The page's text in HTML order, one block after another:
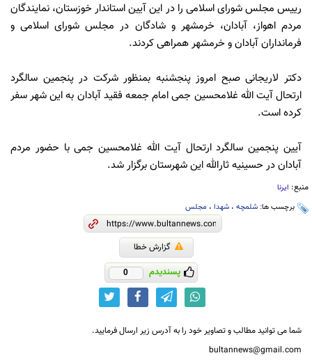
رییس مجلس شورای اسلامی را در این آیین استاندار خوزستان، نمایندگان
مردم اهواز، آبادان، خرمشهر و شادگان در مجلس شورای اسلامی و
فرمانداران آبادان و خرمشهر همراهی کردند.
دکتر لاریجانی صبح امروز پنجشنبه بمنظور شرکت در پنجمین سالگرد
ارتحال آیت الله غلامحسین جمی امام جمعه فقید آبادان به این شهر سفر
کرده است.
آیین پنجمین سالگرد ارتحال آیت الله غلامحسین جمی با حضور مردم
آبادان در حسینیه ثارالله این شهرستان برگزار شد.
منبع: ایرنا
برچسب ها: شلمچه ، شهدا ، مجلس
گزارش خطا
پسندیدم 0
شما می توانید مطالب و تصاویر خود را به آدرس زیر ارسال فرمایید.
bultannews@gmail.com